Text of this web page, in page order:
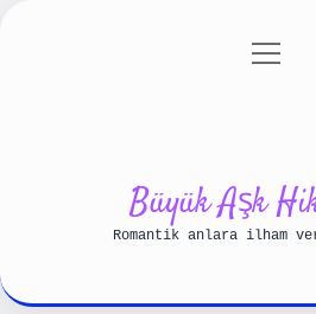
Gizlilik
menüyü
Büyük Aşk
Romantik anlara ilham